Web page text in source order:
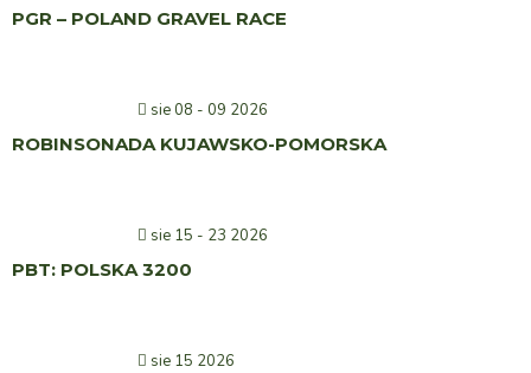
PGR – POLAND GRAVEL RACE
sie 08 - 09 2026
ROBINSONADA KUJAWSKO-POMORSKA
sie 15 - 23 2026
PBT: POLSKA 3200
sie 15 2026